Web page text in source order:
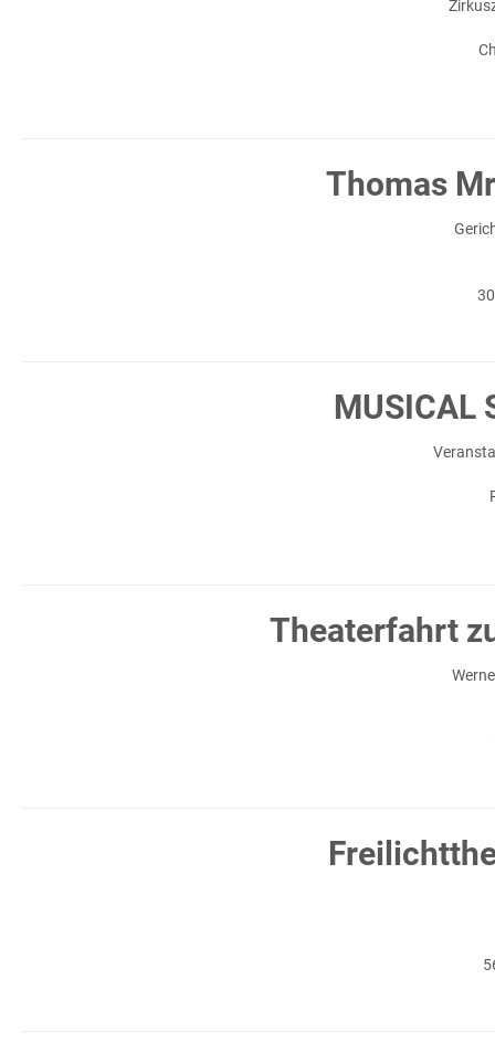
Thomas
MUSICAL
Theaterfahrt